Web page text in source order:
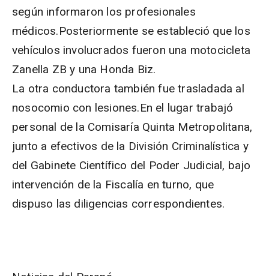
según informaron los profesionales
médicos.Posteriormente se estableció que los
vehículos involucrados fueron una motocicleta
Zanella ZB y una Honda Biz.
La otra conductora también fue trasladada al
nosocomio con lesiones.En el lugar trabajó
personal de la Comisaría Quinta Metropolitana,
junto a efectivos de la División Criminalística y
del Gabinete Científico del Poder Judicial, bajo
intervención de la Fiscalía en turno, que
dispuso las diligencias correspondientes.